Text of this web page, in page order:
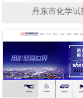
丹东市化学试